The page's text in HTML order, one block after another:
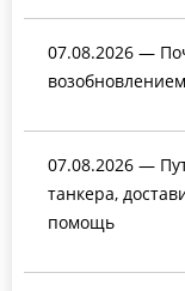
07.08.2026 —
07.08.2026 —
танкера,
помощь